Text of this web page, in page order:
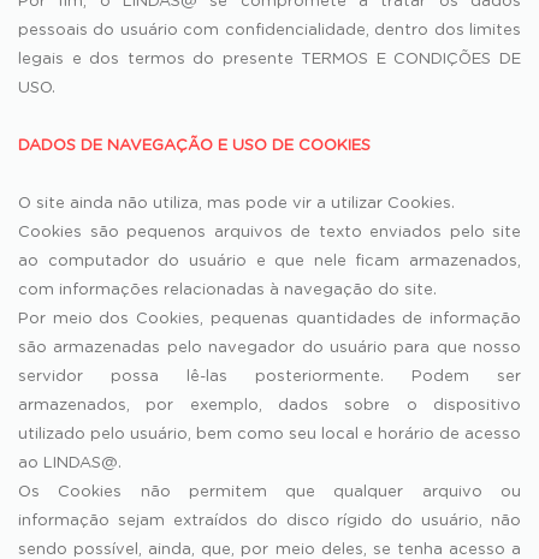
pessoais do usuário com confidencialidade, dentro dos limites
legais e dos termos do presente TERMOS E CONDIÇÕES DE
USO.
DADOS DE NAVEGAÇÃO E USO DE COOKIES
O site ainda não utiliza, mas pode vir a utilizar Cookies.
Cookies são pequenos arquivos de texto enviados pelo site
ao computador do usuário e que nele ficam armazenados,
com informações relacionadas à navegação do site.
Por meio dos Cookies, pequenas quantidades de informação
são armazenadas pelo navegador do usuário para que nosso
servidor possa lê-las posteriormente. Podem ser
armazenados, por exemplo, dados sobre o dispositivo
utilizado pelo usuário, bem como seu local e horário de acesso
ao LINDAS@.
Os Cookies não permitem que qualquer arquivo ou
informação sejam extraídos do disco rígido do usuário, não
sendo possível, ainda, que, por meio deles, se tenha acesso a